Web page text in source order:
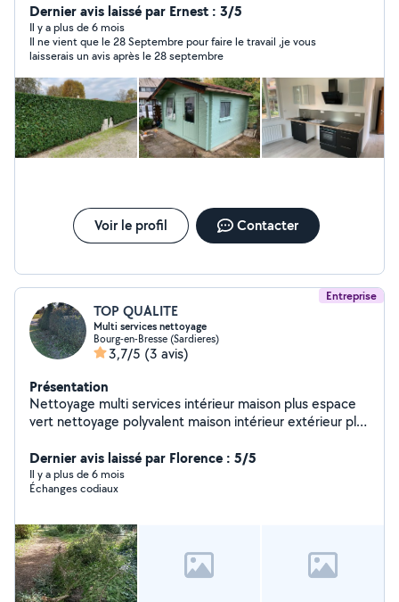
expériences et compétences dans plusieurs domaines.
J'ai eu aussi une expérience d'une année au cœur d'une
entreprise d'informatique. Puis je suis retourné 15 ans
dans des entreprises du paysages avant de me lancer à
mon propre compte. Fort de toutes ces différentes
expériences, je peux vous proposer mes services dans
de nombreux domaines
Dernier avis laissé par Ernest : 3/5
Il y a plus de 6 mois
Il ne vient que le 28 Septembre pour faire le travail ,je vous
laisserais un avis après le 28 septembre
Voir le profil Contacter
Entreprise
TOP QUALITE
Multi services nettoyage
Bourg-en-Bresse (Sardieres)
3,7/5 (3 avis)
Présentation
Nettoyage multi services intérieur maison plus espace
vert nettoyage polyvalent maison intérieur extérieur plus
Dernier avis laissé par Florence : 5/5
Il y a plus de 6 mois
Échanges codiaux